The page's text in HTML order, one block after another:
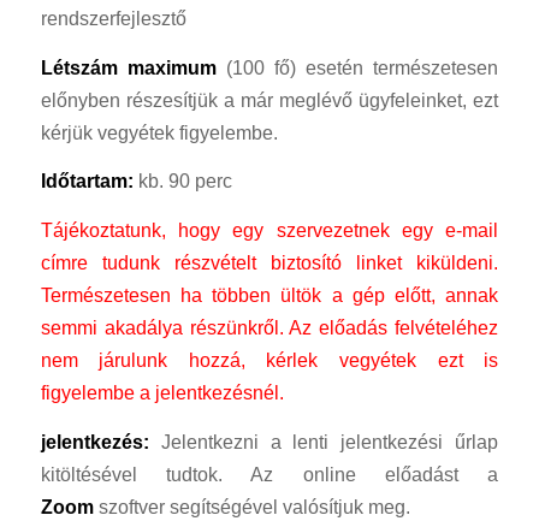
rendszerfejlesztő
Létszám maximum(100 fő) esetén természetesen
előnyben részesítjük a már meglévő ügyfeleinket, ezt
kérjük vegyétek figyelembe.
Időtartam: kb. 90 perc
Tájékoztatunk, hogy egy szervezetnek egy e-mail
címre tudunk részvételt biztosító linket kiküldeni.
Természetesen ha többen ültök a gép előtt, annak
semmi akadálya részünkről.Az előadás felvételéhez
nem járulunk hozzá, kérlek vegyétek ezt is
figyelembe a jelentkezésnél.
jelentkezés: Jelentkezni a lenti jelentkezési űrlap
kitöltésével tudtok. Az online előadást a
Zoomszoftver segítségével valósítjuk meg.